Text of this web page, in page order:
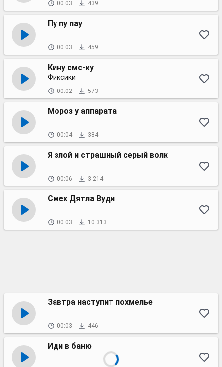
00:03 439
Пу пу пау
00:03 459
Кину смс-ку
Фиксики
00:02 573
Мороз у аппарата
00:04 384
Я злой и страшный серый волк
00:06 3 214
Смех Дятла Вуди
00:03 10 313
Завтра наступит похмелье
00:03 446
Иди в баню